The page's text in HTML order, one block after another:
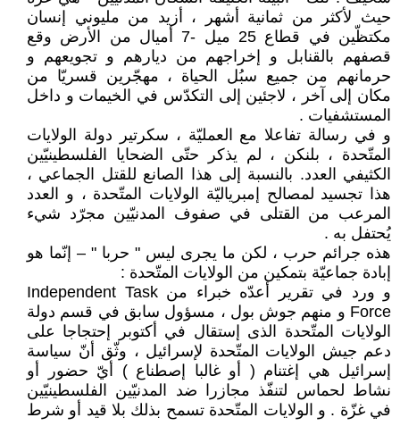
حيث لأكثر من ثمانية أشهر ، أزيد من مليوني إنسان
مكتظّين في قطاع 25 ميل -7 أميال من الأرض وقع
قصفهم بالقنابل و إخراجهم من ديارهم و تجويعهم و
حرمانهم من جميع سبُل الحياة ، مهجّرين قسريّا من
مكان إلى آخر ، لاجئين إلى التكدّس في الخيمات و داخل
المستشفيات .
و في رسالة تفاعلا مع العمليّة ، سكرتير دولة الولايات
المتّحدة ، بلنكن ، لم يذكر حتّى الضحايا الفلسطينيّين
الكثيفي العدد. بالنسبة إلى هذا الصانع للقتل الجماعي ،
هذا تجسيد لمصالح إمبرياليّة الولايات المتّحدة ، و العدد
المرعب من القتلى في صفوف المدنيّين مجرّد شيء
يُحتفل به .
هذه جرائم حرب ، لكن ما يجرى ليس " حربا " – إنّما هو
إبادة جماعيّة بتمكين من الولايات المتّحدة :
و ورد في تقرير أعدّه خبراء من Independent Task
Force و منهم جوش بول ، مسؤول سابق في قسم دولة
الولايات المتّحدة الذى إستقال في أكتوبر إحتجاجا على
دعم جيش الولايات المتّحدة لإسرائيل ، وثّق أنّ سياسة
إسرائيل هي إغتنام ( أو غالبا إصطناع ) أيّ حضور أو
نشاط لحماس لتنفّذ مجازرا ضد المدنيّين الفلسطينيّين
في غزّة . و الولايات المتّحدة تسمح بذلك بلا قيد أو شرط